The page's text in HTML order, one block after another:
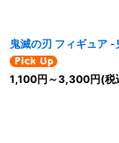
鬼滅の刃 フィギュア -
1,100円 ～3,300円(税